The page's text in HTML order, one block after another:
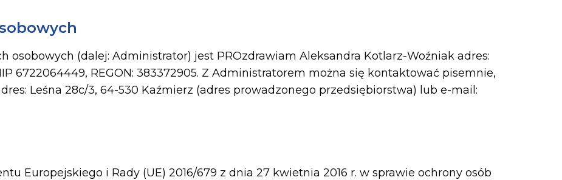
osobowych (dalej: Administrator) jest PROzdrawiam Aleksandra Kotlarz-Woźniak adres:
6722064449, REGON: 383372905. Z Administratorem można się kontaktować pisemnie,
Leśna 28c/3, 64-530 Kaźmierz (adres prowadzonego przedsiębiorstwa) lub e-mail:
Europejskiego i Rady (UE) 2016/679 z dnia 27 kwietnia 2016 r. w sprawie ochrony osób